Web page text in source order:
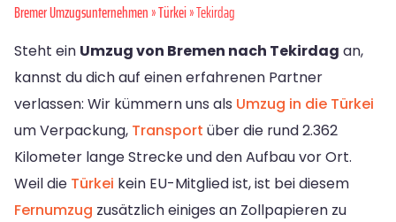
Bremer Umzugsunternehmen»Türkei» Tekirdag
Steht ein Umzug von Bremen nach Tekirdag an,
kannst du dich auf einen erfahrenen Partner
verlassen: Wir kümmern uns als Umzug in die Türkei
um Verpackung, Transport über die rund 2.362
Kilometer lange Strecke und den Aufbau vor Ort.
Weil die Türkei kein EU-Mitglied ist, ist bei diesem
Fernumzug zusätzlich einiges an Zollpapieren zu